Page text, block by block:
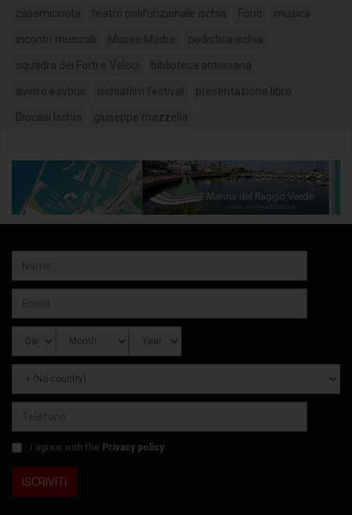
casamicciola teatro polifunzionale ischia Forio musica
incontri musicali Museo Madre podistica ischia
squadra dei Forti e Veloci biblioteca antoniana
avviso eavbus ischiafilm festival presentazione libro
Diocesi Ischia giuseppe mazzella
I agree with the Privacy policy